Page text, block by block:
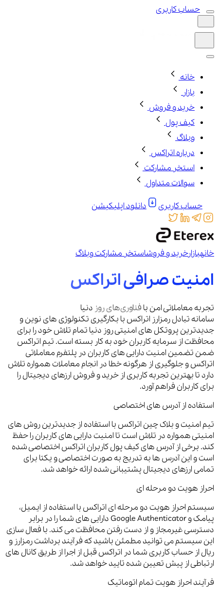
حساب کاربری
خانه
بازار
خرید و فروش
کیف پول
وبلاگ
درباره اتراکس
استخر مشارکت
سوالات متداول
حساب کاربری دانلود اپلیکیشن
خانهبازارخرید و فروشاستخر مشارکتوبلاگ
امنیت صرافی اتراکس
تجربه معاملاتی امن بافناوری‌های روز دنیا
سامانه تبادل رمزارز اتراکس با بکارگیری تکنولوژی های نوین و
جدیدترین پروتکل های امنیتی روز دنیا تمام تلاش خود را برای
محافظت از سرمایه کاربران خود به کار بسته است. تیم اتراکس
ضمن تضمین امنیت دارایی های کاربران در پلتفرم معاملاتی
اتراکس و جلوگیری از هرگونه خطا در انجام معاملات همواره تلاش
دارد تا بهترین تجربه کاربری از خرید و فروش ارزهای دیجیتال را
برای کاربران فراهم آورد.
استفاده از آدرس های اختصاصی
تیم امنیت و بلاک چین اتراکس با استفاده از جدیدترین روش های
امنیتی همواره در تلاش است تا امنیت دارایی های کاربران را حفظ
کند. برخی از آدرس های کیف پول کاربران اتراکس اختصاصی شده
است و این آدرس ها به تدریج به صورت اختصاصی و یکتا برای
تمامی ارزهای دیجیتال پشتیبانی شده ارائه خواهد شد.
احراز هویت دو مرحله ای
سیستم احراز هویت دو مرحله ای اتراکس با استفاده از ایمیل،
پیامک و Google Authenticator دارایی های شما را در برابر
دسترسی غیرمجاز و از دست رفتن محافظت می کند. با فعال سازی
این سیستم می توانید مطمئن باشید که فرآیند برداشت رمزارز و
ریال از حساب کاربری شما در اتراکس قبل از اجرا از طریق کانال های
ارتباطی از پیش تعیین شده تایید خواهد شد.
فرآیند احراز هویت تمام اتوماتیک